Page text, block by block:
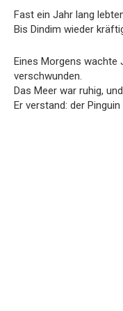
Fast ein Jahr lang
Bis Dindim wieder
Eines Morgens
verschwunden.
Das Meer war ruhig,
Er verstand: der